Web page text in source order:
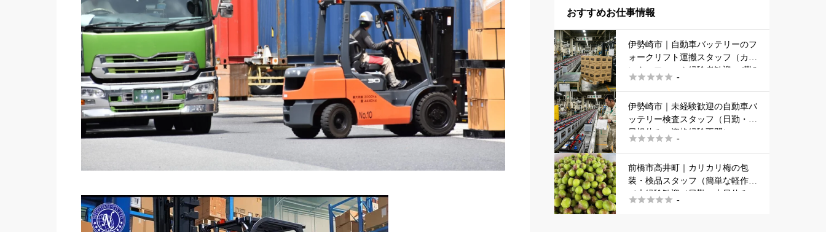
埼玉県
熊谷市
栃木県
佐野市
足利市
おすすめお仕事情報
伊勢崎市｜自動車バッテリーのフ
ォークリフト運搬スタッフ（カウ
ンターフォーク経験者歓迎・4勤2
休・寮あり）
 -
伊勢崎市｜未経験歓迎の自動車バ
ッテリー検査スタッフ（日勤・土
日祝休み・資格経験不問）
 -
前橋市高井町｜カリカリ梅の包
装・検品スタッフ（簡単な軽作業
／未経験歓迎／日勤・土日休み・
寮あり）
 -